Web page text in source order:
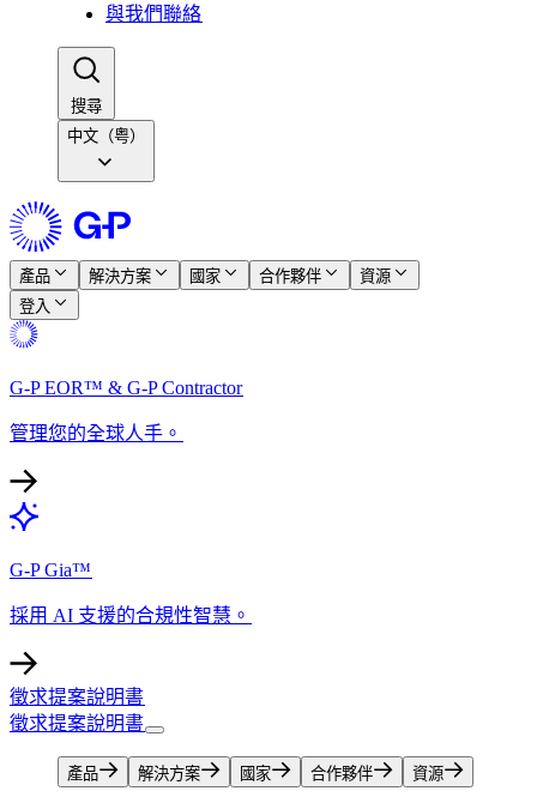
與我們聯絡​​
搜尋​​
中文（粤）
產品​​ 解決方案​​ 國家​​ 合作夥伴​​
資源​​
登入​​
G-P EOR™ & G-P Contractor​​
管理您的全球人手。​​
G-P Gia™​​
採用 AI 支援的合規性智慧。​​
徵求提案說明書​​
徵求提案說明書​​
產品​​ 解決方案​​ 國家​​ 合作夥伴​​ 資源​​